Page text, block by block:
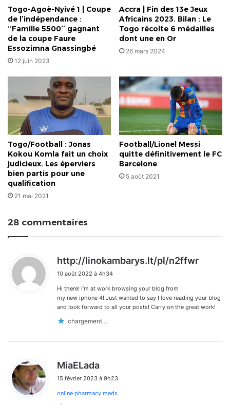
Togo-Agoè-Nyivé 1 | Coupe
de l’indépendance :
‘‘Famille 5500’’ gagnant
de la coupe Faure
Essozimna Gnassingbé
12 juin 2023
Accra | Fin des 13e Jeux
Africains 2023. Bilan : Le
Togo récolte 6 médailles
dont une en Or
26 mars 2024
Togo/Football : Jonas
Kokou Komla fait un choix
judicieux. Les éperviers
bien partis pour une
qualification
21 mai 2021
Football/Lionel Messi
quitte définitivement le FC
Barcelone
5 août 2021
28 commentaires
http://linokambarys.lt/pl/n2ffwr
:
10 août 2022 à 4h34
Hi there! I’m at work browsing your blog from
my new iphone 4! Just wanted to say I love reading your blog
and look forward to all your posts! Carry on the great work!
chargement…
MiaELada
t
15 février 2023 à 9h23
online pharmacy meds